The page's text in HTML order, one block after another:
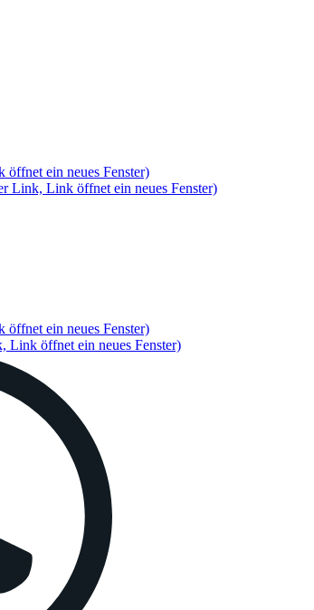
ein neues Fenster)
Link, Link öffnet ein neues Fenster)
ein neues Fenster)
Link öffnet ein neues Fenster)